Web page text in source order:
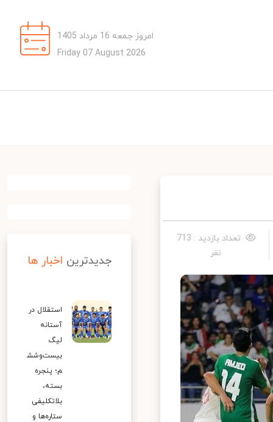
امروز جمعه 16 مرداد 1405
Friday 07 August 2026
تعداد بازدید : 713
نفر
جدیدترین اخبار ها
استقلال در
آستانه
لیگ
بیست‌وشش
م؛ پنجره
بسته،
بلاتکلیفی
ستاره‌ها و